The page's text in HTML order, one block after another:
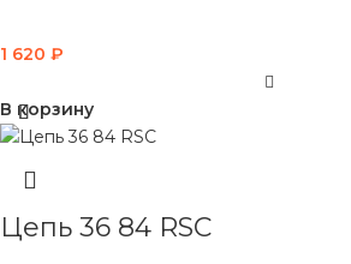
1 620 ₽
В корзину
Цепь 36 84 RSC